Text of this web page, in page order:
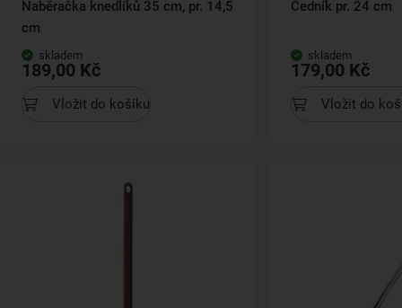
Naběračka knedlíků 35 cm, pr. 14,5
cm
skladem
189,00 Kč
Vložit do košíku
Cedník pr. 24 cm
skladem
179,00 Kč
Vložit do